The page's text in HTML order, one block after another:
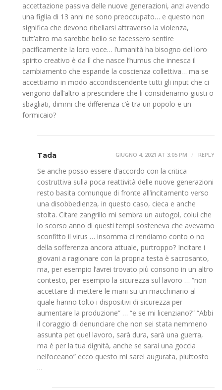
accettazione passiva delle nuove generazioni, anzi avendo
una figlia di 13 anni ne sono preoccupato… e questo non
significa che devono ribellarsi attraverso la violenza,
tutt’altro ma sarebbe bello se facessero sentire
pacificamente la loro voce… l’umanità ha bisogno del loro
spirito creativo è da lì che nasce l’humus che innesca il
cambiamento che espande la coscienza collettiva… ma se
accettiamo in modo accondiscendente tutti gli input che ci
vengono dall’altro a prescindere che li consideriamo giusti o
sbagliati, dimmi che differenza c’è tra un popolo e un
formicaio?
Tada GIUGNO 4, 2021 AT 3:05 PM REPLY
Se anche posso essere d’accordo con la critica
costruttiva sulla poca reattività delle nuove generazioni
resto basita comunque di fronte all’incitamento verso
una disobbedienza, in questo caso, cieca e anche
stolta. Citare zangrillo mi sembra un autogol, colui che
lo scorso anno di questi tempi sosteneva che avevamo
sconfitto il virus … insomma ci rendiamo conto o no
della sofferenza ancora attuale, purtroppo? Incitare i
giovani a ragionare con la propria testa è sacrosanto,
ma, per esempio l’avrei trovato più consono in un altro
contesto, per esempio la sicurezza sul lavoro … “non
accettare di mettere le mani su un macchinario al
quale hanno tolto i dispositivi di sicurezza per
aumentare la produzione” … “e se mi licenziano?” “Abbi
il coraggio di denunciare che non sei stata nemmeno
assunta pet quel lavoro, sarà dura, sarà una guerra,
ma è per la tua dignità, anche se sarai una goccia
nell’oceano” ecco questo mi sarei augurata, piuttosto
…